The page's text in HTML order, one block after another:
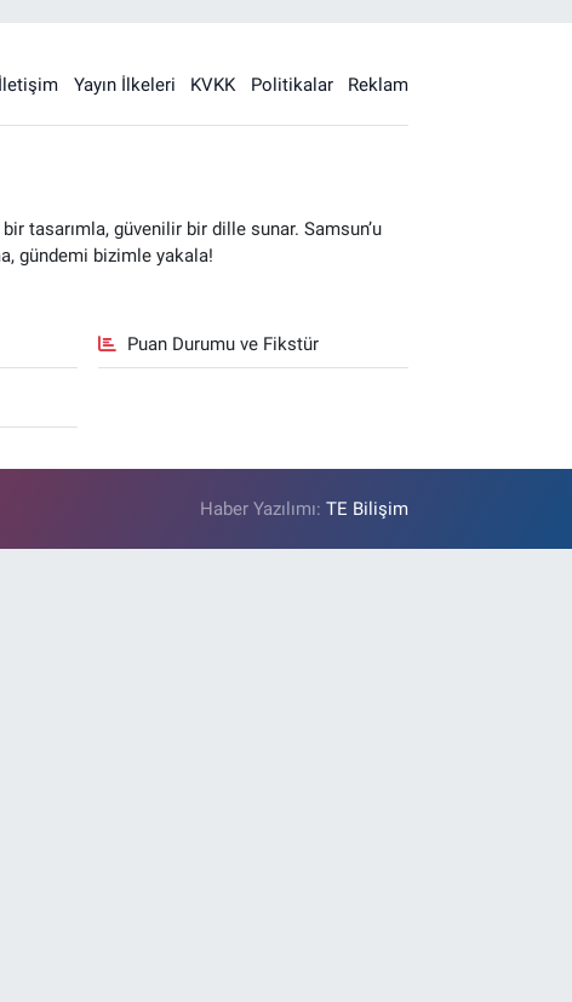
İletişim Yayın İlkeleri KVKK Politikalar Reklam
tasarımla, güvenilir bir dille sunar. Samsun’u
gündemi bizimle yakala!
Puan Durumu ve Fikstür
Haber Yazılımı:TE Bilişim